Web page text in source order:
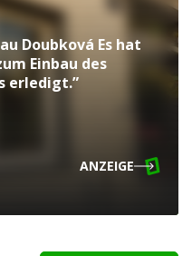
Doubková Es hat
Einbau des
erledigt.”
ANZEIGE